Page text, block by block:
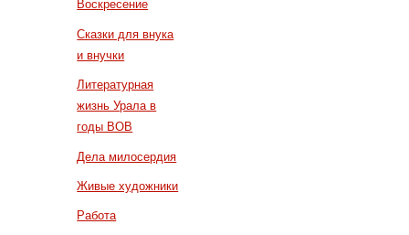
Воскресение
Сказки для внука
и внучки
Литературная
жизнь Урала в
годы ВОВ
Дела милосердия
Живые художники
Работа